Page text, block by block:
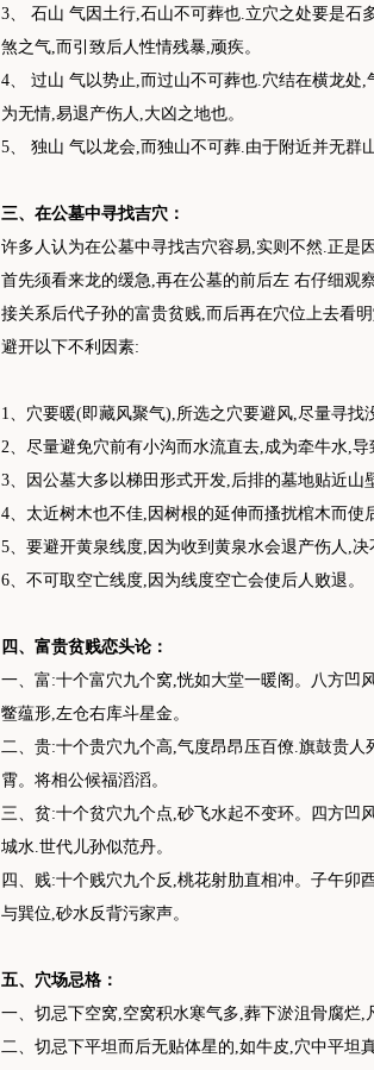
3、 石山 气因土行,石山不可葬也.立穴之处要是石
煞之气,而引致后人性情残暴,顽疾。
4、 过山 气以势止,而过山不可葬也.穴结在横龙处,
为无情,易退产伤人,大凶之地也。
5、 独山 气以龙会,而独山不可葬.由于附近并无群
三、在公墓中寻找吉穴：
许多人认为在公墓中寻找吉穴容易,实则不然.正是
首先须看来龙的缓急,再在公墓的前后左 右仔细观
接关系后代子孙的富贵贫贱,而后再在穴位上去看
避开以下不利因素:
1、穴要暖(即藏风聚气),所选之穴要避风,尽量寻找
2、尽量避免穴前有小沟而水流直去,成为牵牛水,导
3、因公墓大多以梯田形式开发,后排的墓地贴近山
4、太近树木也不佳,因树根的延伸而搔扰棺木而使
5、要避开黄泉线度,因为收到黄泉水会退产伤人,决
6、不可取空亡线度,因为线度空亡会使后人败退。
四、富贵贫贱恋头论：
一、富:十个富穴九个窝,恍如大堂一暖阁。八方凹
鳖蕴形,左仓右库斗星金。
二、贵:十个贵穴九个高,气度昂昂压百僚.旗鼓贵
霄。将相公候福滔滔。
三、贫:十个贫穴九个点,砂飞水起不变环。四方凹
城水.世代儿孙似范丹。
四、贱:十个贱穴九个反,桃花射肋直相冲。子午卯
与巽位,砂水反背污家声。
五、穴场忌格：
一、切忌下空窝,空窝积水寒气多,葬下淤沮骨腐烂,
二、切忌下平坦而后无贴体星的,如牛皮,穴中平坦